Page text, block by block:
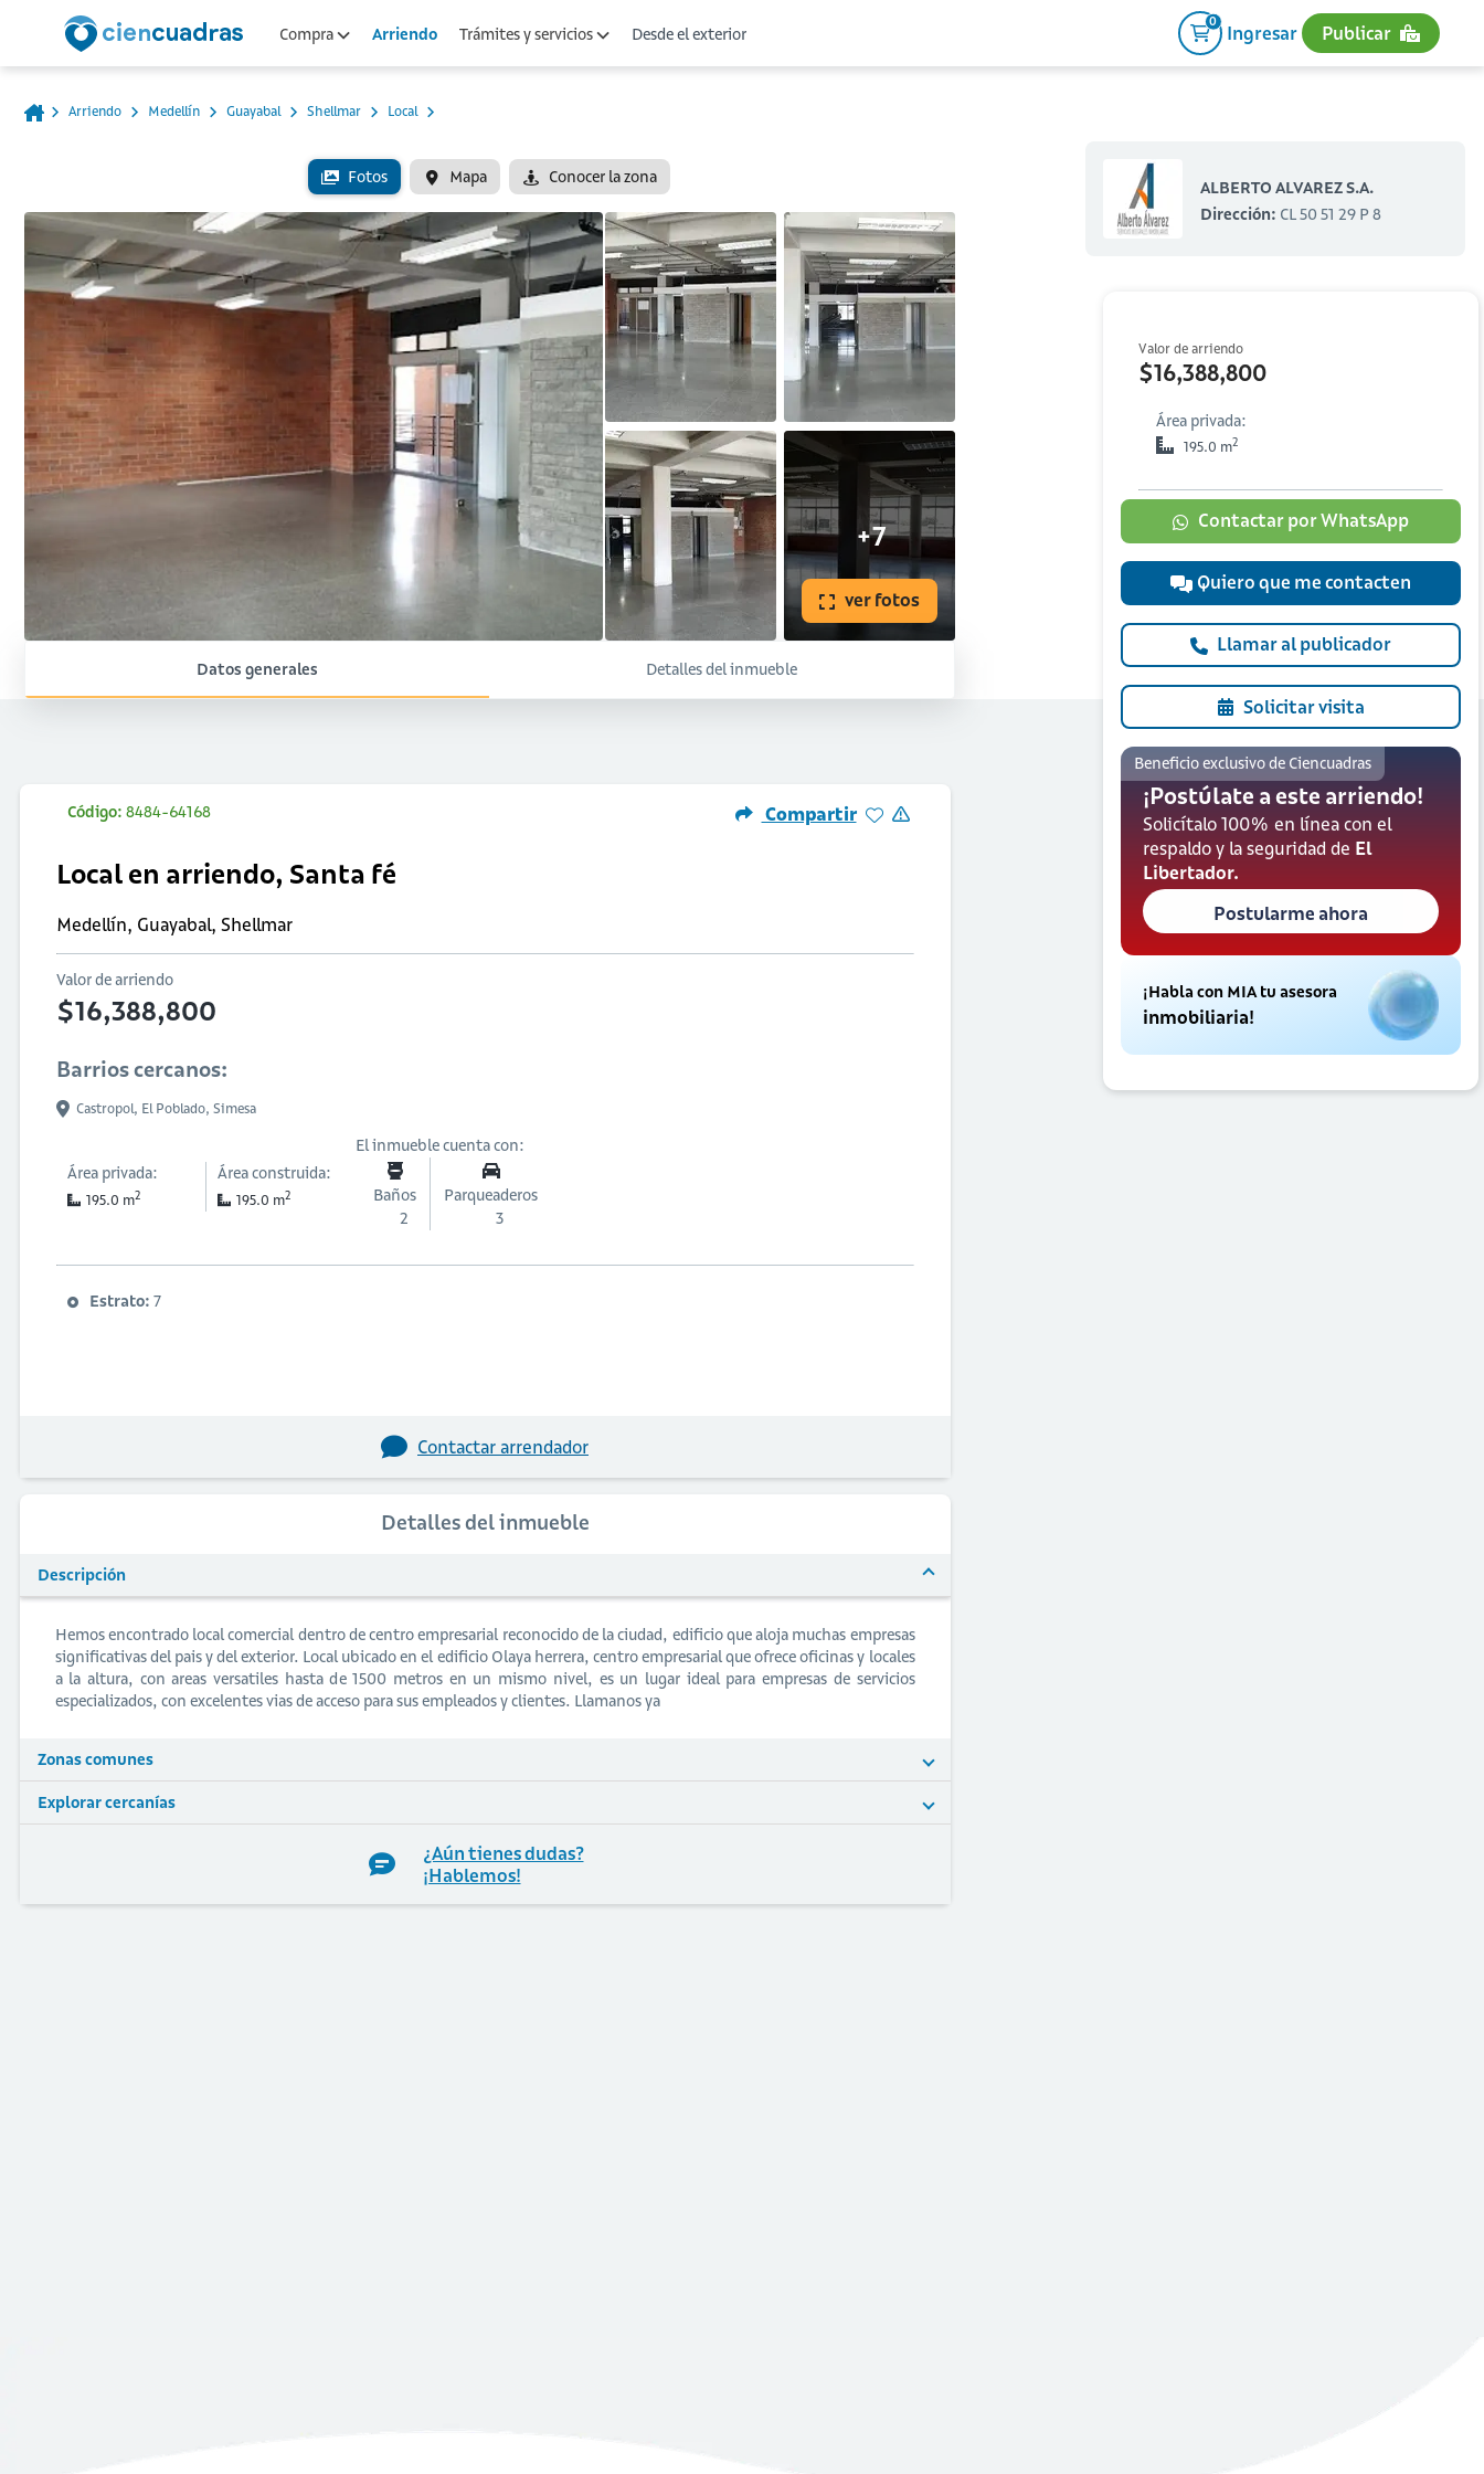
Compra Arriendo Trámites y servicios Desde el exterior
0
Ingresar Publicar
Arriendo Medellín Guayabal Shellmar Local
Fotos Mapa Conocer la zona
+7
ver fotos
ALBERTO ALVAREZ S.A.
Dirección: CL 50 51 29 P 8
Valor de arriendo
$16,388,800
Área privada:
195.0 m2
Contactar por WhatsApp
Quiero que me contacten
Llamar al publicador
Solicitar visita
Beneficio exclusivo de Ciencuadras
¡Postúlate a este arriendo!
Solicítalo 100% en línea con el
respaldo y la seguridad de El
Libertador.
Postularme ahora
¡Habla con MIA tu asesora
inmobiliaria!
Datos generales Detalles del inmueble
Código: 8484-64168 Compartir
Local en arriendo, Santa fé
Medellín, Guayabal, Shellmar
Valor de arriendo
$16,388,800
Barrios cercanos:
Castropol, El Poblado, Simesa
Área privada:
195.0 m2
Área construida:
195.0 m2
El inmueble cuenta con:
Baños
2
Parqueaderos
3
Estrato: 7
Contactar arrendador
Detalles del inmueble
Descripción
Hemos encontrado local comercial dentro de centro empresarial reconocido de la ciudad, edificio que aloja muchas empresas
significativas del pais y del exterior. Local ubicado en el edificio Olaya herrera, centro empresarial que ofrece oficinas y locales
a la altura, con areas versatiles hasta de 1500 metros en un mismo nivel, es un lugar ideal para empresas de servicios
especializados, con excelentes vias de acceso para sus empleados y clientes. Llamanos ya
Zonas comunes
Explorar cercanías
¿Aún tienes dudas?
¡Hablemos!